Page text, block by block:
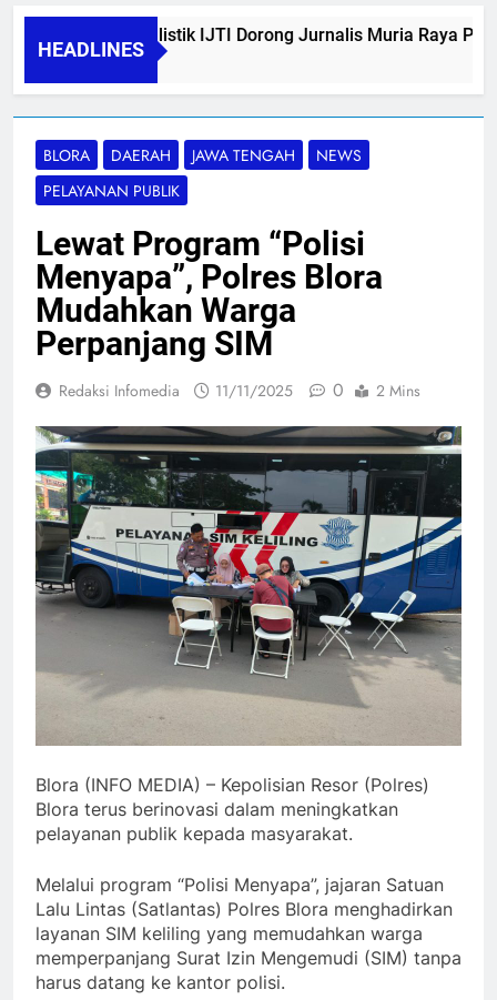
HEADLINES
Kemah Jurnalistik IJTI Dorong Jurnalis Muria Raya
09/08/2026
BLORA DAERAH JAWA TENGAH
NEWS
PELAYANAN PUBLIK
Lewat Program “Polisi
Menyapa”, Polres Blora
Mudahkan Warga
Perpanjang SIM
Redaksi Infomedia 11/11/2025 0 2 Mins
Blora (INFO MEDIA) – Kepolisian Resor (Polres)
Blora terus berinovasi dalam meningkatkan
pelayanan publik kepada masyarakat.
Melalui program “Polisi Menyapa”, jajaran Satuan
Lalu Lintas (Satlantas) Polres Blora menghadirkan
layanan SIM keliling yang memudahkan warga
memperpanjang Surat Izin Mengemudi (SIM) tanpa
harus datang ke kantor polisi.